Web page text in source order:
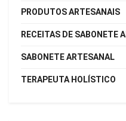
PRODUTOS ARTESANAIS
RECEITAS DE SABONETE
SABONETE ARTESANAL
TERAPEUTA HOLÍSTICO